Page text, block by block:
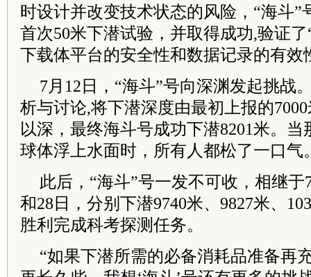
时设计并改变技术状态的风险，“海斗”
首次50米下潜试验，并取得成功,验证
下载体平台的安全性和数据记录的有效
7月12日，“海斗”号向深渊发起挑战
析与讨论,将下潜深度由最初上报的
以深，最终海斗号成功下潜8201米。
球体浮上水面时，所有人都松了一口气
此后，“海斗”号一发不可收，相继于
和28日，分别下潜9740米、9827米、
胜利完成科考探测任务。
“如果下潜所需的必备消耗品准备再